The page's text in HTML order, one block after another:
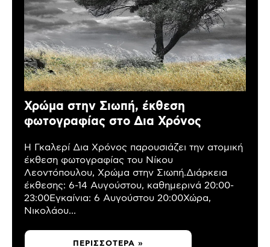
Χρώμα στην Σιωπή, έκθεση
φωτογραφίας στο Δια Χρόνος
Η Γκαλερί Δια Χρόνος παρουσιάζει την ατομική
έκθεση φωτογραφίας του Νίκου
Λεοντόπουλου, Χρώμα στην Σιωπή.Διάρκεια
έκθεσης: 6-14 Αυγούστου, καθημερινά 20:00-
23:00Εγκαίνια: 6 Αυγούστου 20:00Χώρα,
Νικολάου...
ΠΕΡΙΣΣΌΤΕΡΑ »